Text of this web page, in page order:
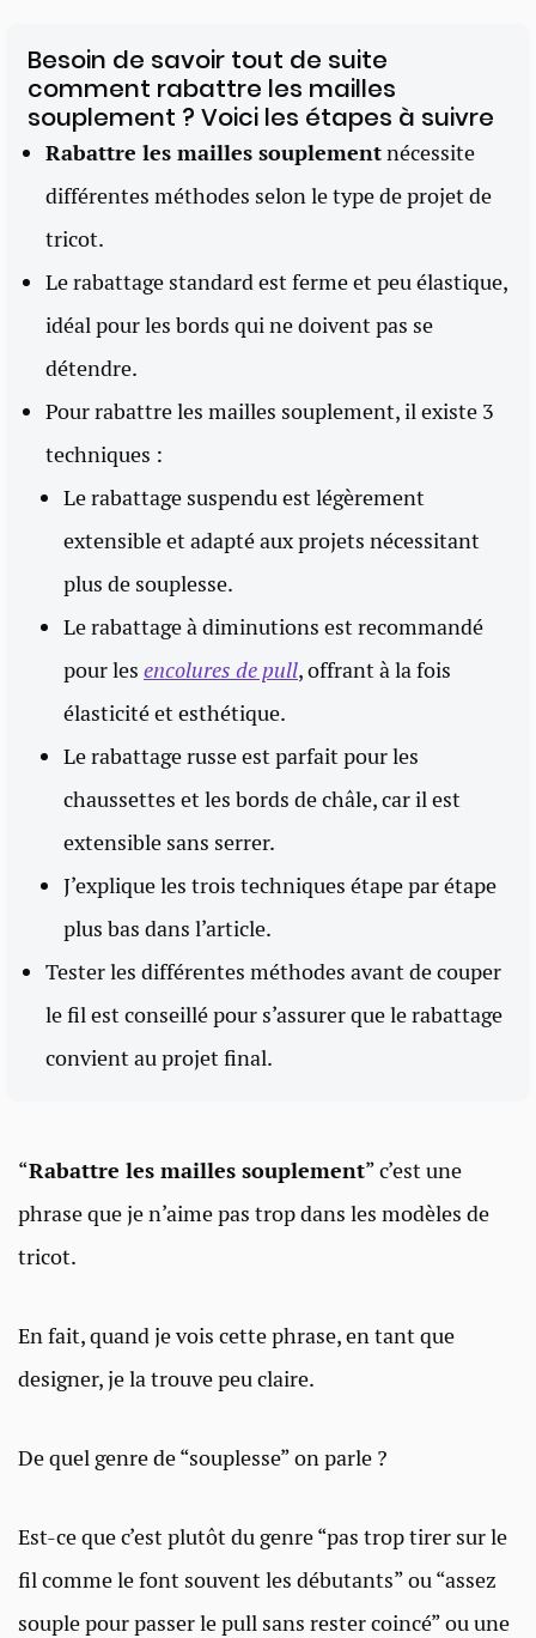
Besoin de savoir tout de suite
comment rabattre les mailles
souplement ? Voici les étapes à suivre
Rabattre les mailles souplementnécessite
différentes méthodes selon le type de projet de
tricot.
Le rabattage standard est ferme et peu élastique,
idéal pour les bords qui ne doivent pas se
détendre.
Pour rabattre les mailles souplement, il existe 3
techniques :
Le rabattage suspendu est légèrement
extensible et adapté aux projets nécessitant
plus de souplesse.
Le rabattage à diminutions est recommandé
pour les encolures de pull, offrant à la fois
élasticité et esthétique.
Le rabattage russe est parfait pour les
chaussettes et les bords de châle, car il est
extensible sans serrer.
J’explique les trois techniques étape par étape
plus bas dans l’article.
Tester les différentes méthodes avant de couper
le fil est conseillé pour s’assurer que le rabattage
convient au projet final.
“Rabattre les mailles souplement” c’est une
phrase que je n’aime pas trop dans les modèles de
tricot.
En fait, quand je vois cette phrase, en tant que
designer, je la trouve peu claire.
De quel genre de “souplesse” on parle ?
Est-ce que c’est plutôt du genre “pas trop tirer sur le
fil comme le font souvent les débutants” ou “assez
souple pour passer le pull sans rester coincé” ou une